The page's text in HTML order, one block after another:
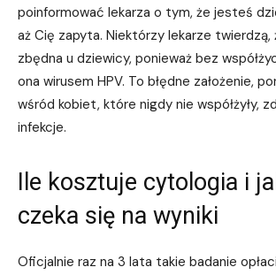
poinformować lekarza o tym, że jesteś
aż Cię zapyta. Niektórzy lekarze
zbędna u dziewicy, ponieważ bez
ona wirusem HPV. To błędne założenie,
wśród kobiet, które nigdy nie współżyły,
infekcje.
Ile kosztuje cytologia i
czeka się na wyniki
Oficjalnie raz na 3 lata takie badanie